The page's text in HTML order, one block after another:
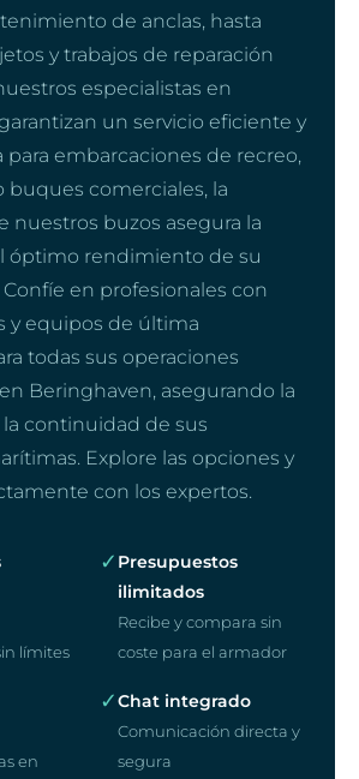
de anclas, hasta
y trabajos de reparación
especialistas en
un servicio eficiente y
para embarcaciones de recreo,
buques comerciales, la
nuestros buzos asegura la
óptimo rendimiento de su
en profesionales con
y equipos de última
todas sus operaciones
Beringhaven, asegurando la
continuidad de sus
Explore las opciones y
con los expertos.
límites
✓ Presupuestos
ilimitados
Recibe y compara sin
coste para el armador
en
✓Chat integrado
Comunicación directa y
segura